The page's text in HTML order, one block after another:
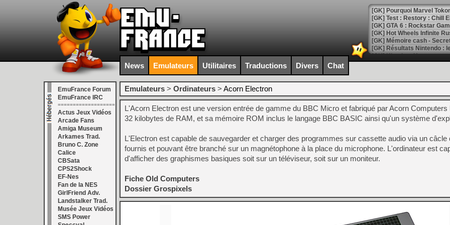
[GK] Pourquoi Marvel
[GK] Test : Restory : Chill
[GK] GTA 6 : Rockstar
[GK] Hot Wheels Infinite
[GK] Mémoire cash -
[GK] Résultats Nintendo :
[GK] Déjà des
[Mo5] Brickboy cherche à
[GK] Minecraft et ses «
[GK] Beast of
[GK] Ubisoft : fin de partie
[GK] Mémoire cash -
[GK] Dan Houser (GTA)
[GK] Comment EA Sports
[GK] Crimson Moon : un
[GK] Isle of Reveries : le
[GK] Moonlighter 2 : The
[GK] Capcom relance
[Mo5] Deux inédits du
[GK] Le beat'em up The
[GK] Endless Legend 2 :
News Emulateurs Utilitaires Traductions Divers Chat
EmuFrance Forum
EmuFrance IRC
===================
Actus Jeux Vidéos
Arcade Fans
Amiga Museum
Arkames Trad.
Bruno C. Zone
Calice
CBSata
CPS2Shock
EF-Nes
Fan de la NES
GirlFriend Adv.
Landstalker Trad.
Musée Jeux Vidéos
SMS Power
Emulateurs > Ordinateurs > Acorn Electron
L'Acorn Electron est une version entrée de gamme du BBC Micro et fabriqué par Acorn Computers
32 kilobytes de RAM, et sa mémoire ROM inclus le langage BBC BASIC ainsi qu'un système
L'Electron est capable de sauvegarder et charger des programmes sur cassette audio via un câcle
fournis et pouvant être branché sur un magnétophone à la place du microphone. L'ordinateur est
d'afficher des graphismes basiques soit sur un téléviseur, soit sur un moniteur.
Fiche Old Computers
Dossier Grospixels